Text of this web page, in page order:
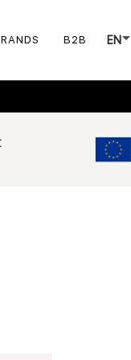
B2B EN